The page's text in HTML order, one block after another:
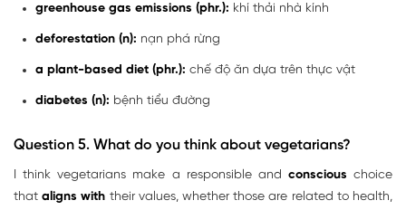
greenhouse gas emissions (phr.): khí thải nhà kính
deforestation (n): nạn phá rừng
a plant-based diet (phr.): chế độ ăn dựa trên thực vật
diabetes (n): bệnh tiểu đường
Question 5. What do you think about vegetarians?
I think vegetarians make a responsible and conscious choice
thataligns with their values, whether those are related to health,